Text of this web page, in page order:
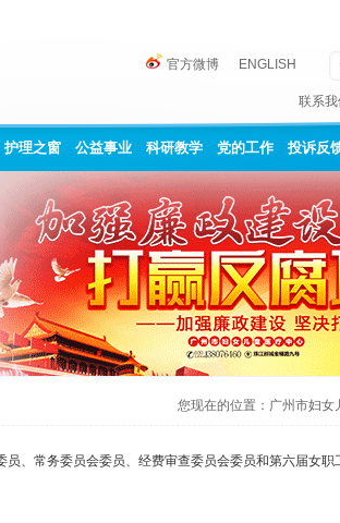
官方微博 ENGLISH
联系我
护理之窗 公益事业 科研教学 党的工作 投诉反
您现在的位置： 广州市妇女
、常务委员会委员、经费审查委员会委员和第六届女